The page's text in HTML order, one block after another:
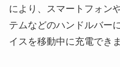
により、スマートフォン
テムなどのハンドルバー
イスを移動中に充電できま